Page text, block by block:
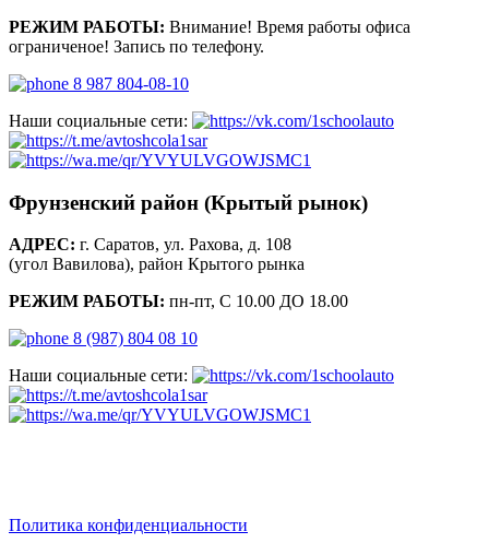
РЕЖИМ РАБОТЫ: Внимание! Время работы офиса
ограниченое! Запись по телефону.
8 987 804-08-10
Наши социальные сети:
Фрунзенский район (Крытый рынок)
АДРЕС: г. Саратов, ул. Рахова, д. 108
(угол Вавилова), район Крытого рынка
РЕЖИМ РАБОТЫ: пн-пт, С 10.00 ДО 18.00
8 (987) 804 08 10
Наши социальные сети:
Политика конфиденциальности